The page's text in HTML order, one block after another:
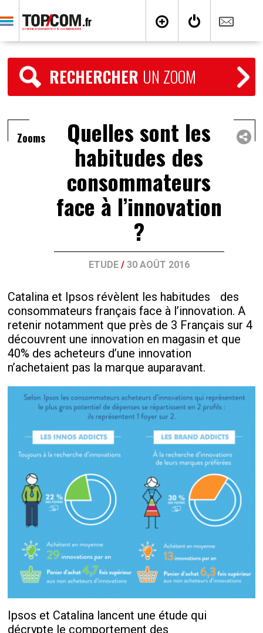
RECHERCHER UN ZOOM
Zooms Quelles sont les
habitudes des
consommateurs
face à l’innovation
?
ETUDE/ 30 AOÛT 2016
Catalina et Ipsos révèlent les habitudes des
consommateurs français face à l’innovation. A
retenir notamment que près de 3 Français sur 4
découvrent une innovation en magasin et que
40% des acheteurs d’une innovation
n’achetaient pas la marque auparavant.
Ipsos et Catalina lancent une étude qui
décrypte le comportement des